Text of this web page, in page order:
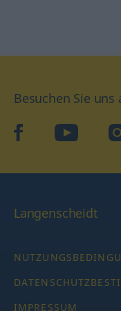
Besuchen Sie uns
facebookYouTube
Langenscheidt
IMPRESSUM